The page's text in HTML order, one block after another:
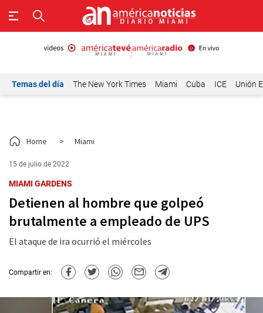
Temas del día The New York Times Miami Cuba ICE Unión
Home > Miami
15 de julio de 2022
MIAMI GARDENS
Detienen al hombre que golpeó
brutalmente a empleado de UPS
El ataque de ira ocurrió el miércoles
Compartir en: